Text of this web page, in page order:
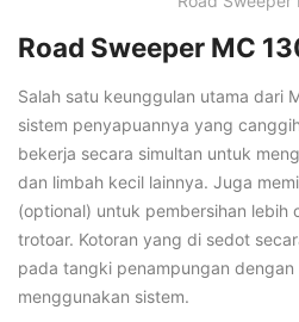
Road Sweeper MC
Salah satu keunggulan utama dari
sistem penyapuannya yang
bekerja secara simultan untuk
dan limbah kecil lainnya. Juga
(optional) untuk pembersihan lebih
trotoar. Kotoran yang di sedot
pada tangki penampungan
menggunakan sistem.